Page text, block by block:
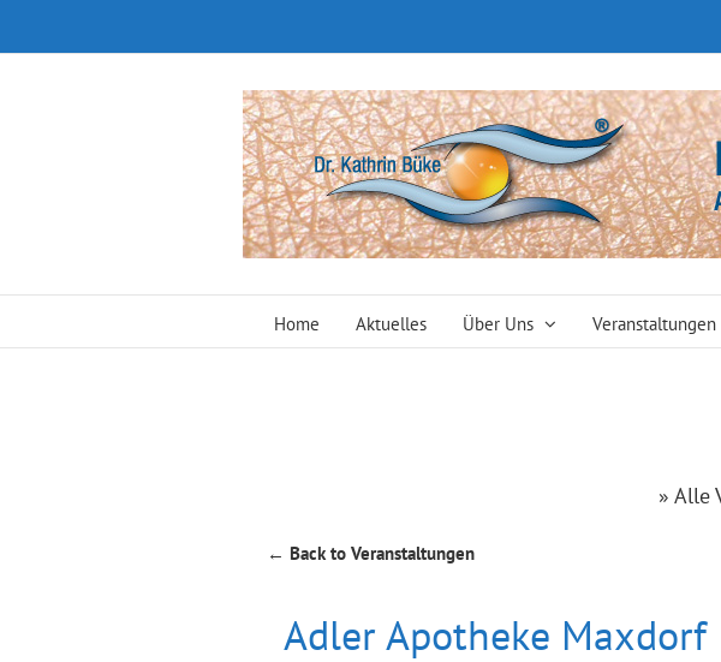
springen
Home Aktuelles Über Uns Veranstaltungen
» Alle
← Back to Veranstaltungen
Adler Apotheke Maxdorf